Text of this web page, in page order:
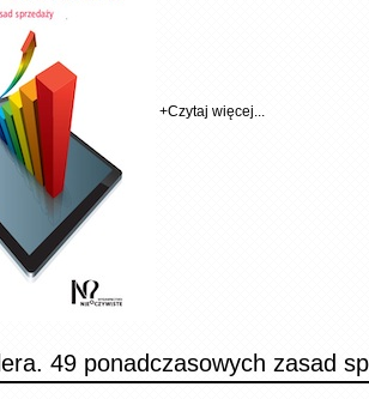
+Czytaj więcej...
49 ponadczasowych zasad